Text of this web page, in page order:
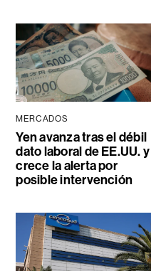
MERCADOS
Yen avanza tras el débil
dato laboral de EE.UU. y
crece la alerta por
posible intervención